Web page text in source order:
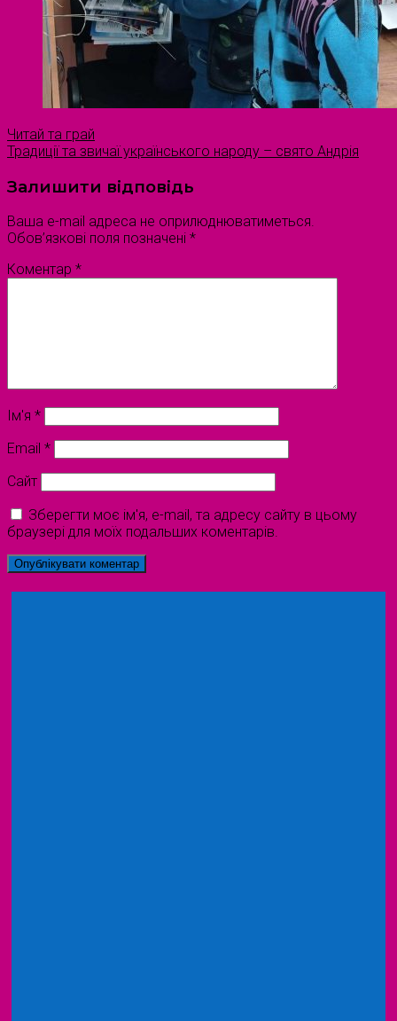
Читай та грай
Традиції та звичаї українського народу – свято Андрія
Залишити відповідь
Ваша e-mail адреса не оприлюднюватиметься.
Обов’язкові поля позначені *
Коментар *
Ім'я *
Email *
Сайт
Зберегти моє ім'я, e-mail, та адресу сайту в цьому
браузері для моїх подальших коментарів.